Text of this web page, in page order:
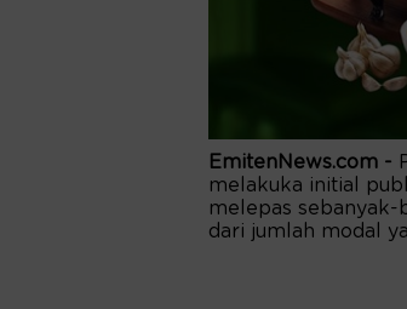
EmitenNews.com -
melakuka initial
melepas sebanyak-
dari jumlah modal